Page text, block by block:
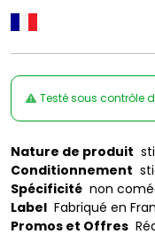
Testé sous contrôle
Nature de produit
Conditionnement
Spécificité non
Label Fabriqué en
Promos et Offres